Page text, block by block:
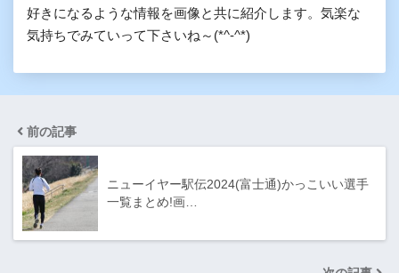
好きになるような情報を画像と共に紹介します。気楽な
気持ちでみていって下さいね～(*^-^*)
前の記事
ニューイヤー駅伝2024(富士通)かっこいい選手
一覧まとめ!画…